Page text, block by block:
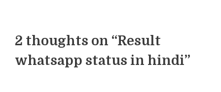
2 thoughts on “Result
whatsapp status in hindi”